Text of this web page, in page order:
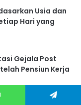
Usia dan
Hari yang
Gejala Post
Pensiun Kerja